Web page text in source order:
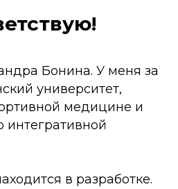
Бонина. У меня за
университет,
медицине и
интегративной
в разработке.